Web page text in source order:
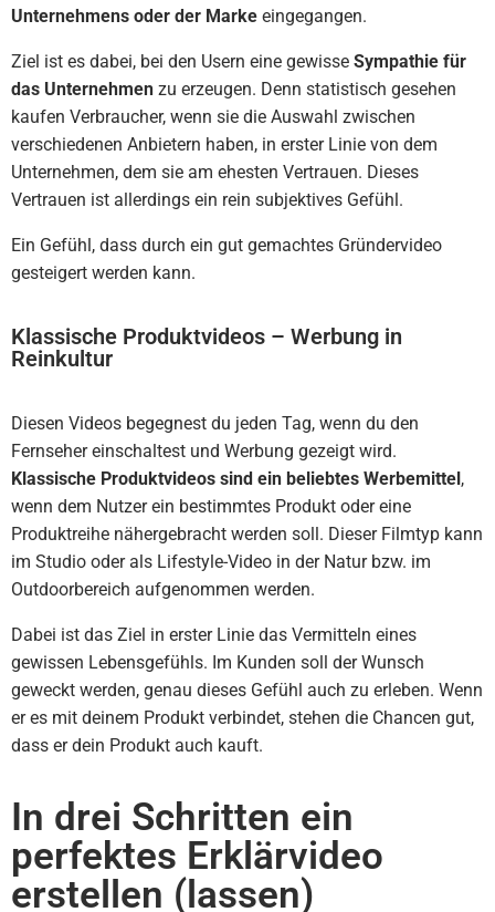
Unternehmens oder der Marke eingegangen.
Ziel ist es dabei, bei den Usern eine gewisse Sympathie für
das Unternehmen zu erzeugen. Denn statistisch gesehen
kaufen Verbraucher, wenn sie die Auswahl zwischen
verschiedenen Anbietern haben, in erster Linie von dem
Unternehmen, dem sie am ehesten Vertrauen. Dieses
Vertrauen ist allerdings ein rein subjektives Gefühl.
Ein Gefühl, dass durch ein gut gemachtes Gründervideo
gesteigert werden kann.
Klassische Produktvideos – Werbung in
Reinkultur
Diesen Videos begegnest du jeden Tag, wenn du den
Fernseher einschaltest und Werbung gezeigt wird.
Klassische Produktvideos sind ein beliebtes Werbemittel,
wenn dem Nutzer ein bestimmtes Produkt oder eine
Produktreihe nähergebracht werden soll. Dieser Filmtyp kann
im Studio oder als Lifestyle-Video in der Natur bzw. im
Outdoorbereich aufgenommen werden.
Dabei ist das Ziel in erster Linie das Vermitteln eines
gewissen Lebensgefühls. Im Kunden soll der Wunsch
geweckt werden, genau dieses Gefühl auch zu erleben. Wenn
er es mit deinem Produkt verbindet, stehen die Chancen gut,
dass er dein Produkt auch kauft.
In drei Schritten ein
perfektes Erklärvideo
erstellen (lassen)